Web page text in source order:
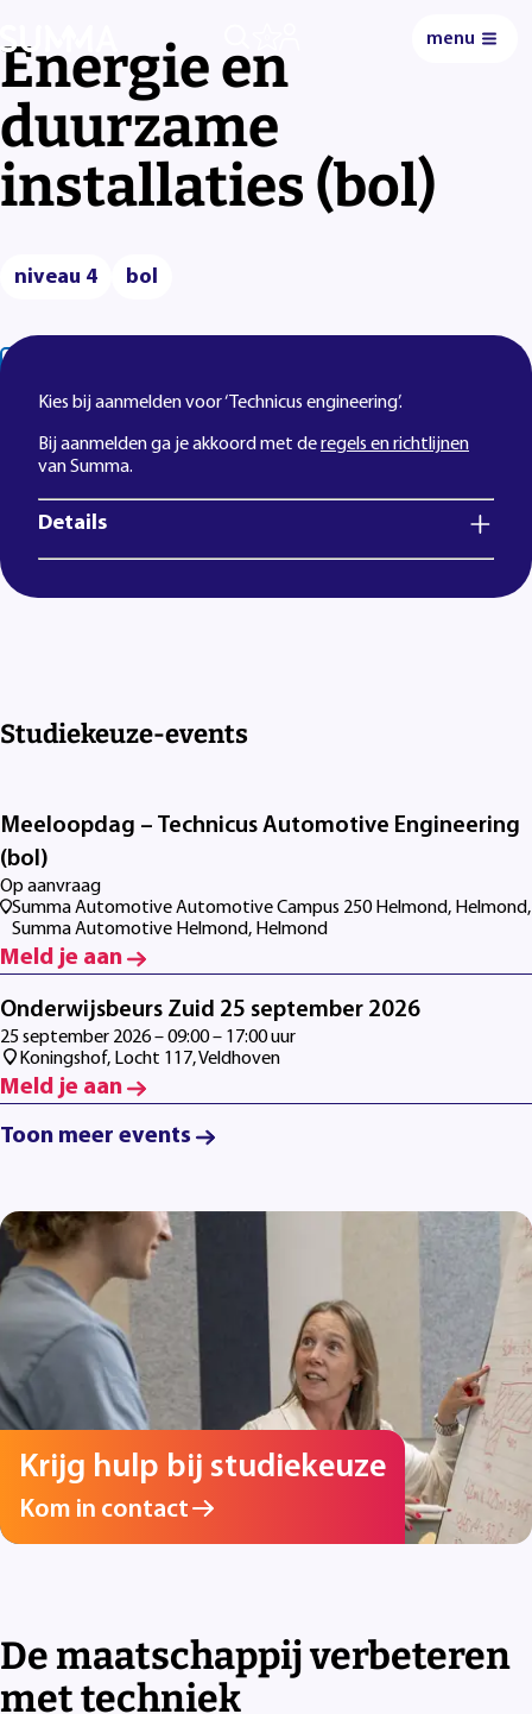
menu
Energie en
duurzame
installaties (bol)
niveau 4 bol
De maatschappij verbeteren
met techniek
Kies bij aanmelden voor ‘Technicus engineering’.
Bij aanmelden ga je akkoord met deregels en richtlijnen
van Summa.
Details
Studiekeuze-events
Meeloopdag – Technicus Automotive Engineering
(bol)
Op aanvraag
Summa Automotive Automotive Campus 250 Helmond, Helmond,
Summa Automotive Helmond, Helmond
Meld je aan
Onderwijsbeurs Zuid 25 september 2026
25 september 2026 – 09:00 – 17:00 uur
Koningshof, Locht 117, Veldhoven
Meld je aan
Toon meer events
Krijg hulp bij studiekeuze
Kom in contact